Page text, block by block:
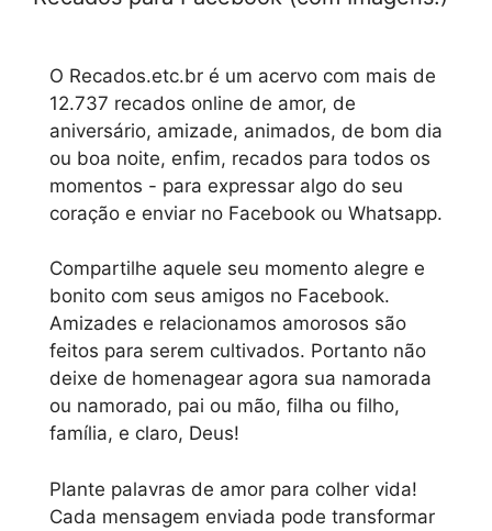
O Recados.etc.br é um acervo com mais de
12.737 recados online de amor, de
aniversário, amizade, animados, de bom dia
ou boa noite, enfim, recados para todos os
momentos - para expressar algo do seu
coração e enviar no Facebook ou Whatsapp.
Compartilhe aquele seu momento alegre e
bonito com seus amigos no Facebook.
Amizades e relacionamos amorosos são
feitos para serem cultivados. Portanto não
deixe de homenagear agora sua namorada
ou namorado, pai ou mão, filha ou filho,
família, e claro, Deus!
Plante palavras de amor para colher vida!
Cada mensagem enviada pode transformar